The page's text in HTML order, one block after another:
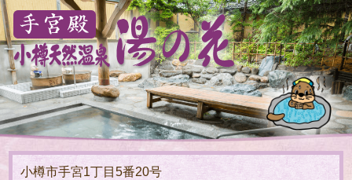
小樽市手宮1丁目5番20号